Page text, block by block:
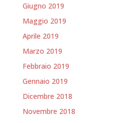
Giugno 2019
Maggio 2019
Aprile 2019
Marzo 2019
Febbraio 2019
Gennaio 2019
Dicembre 2018
Novembre 2018